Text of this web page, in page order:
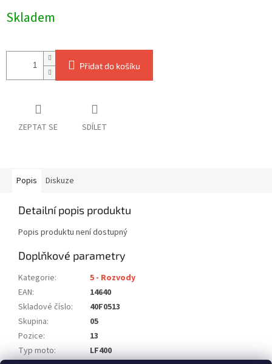
cena:
Skladem
Přidat do košíku
ZEPTAT SE SDÍLET
Popis Diskuze
Detailní popis produktu
Popis produktu není dostupný
Doplňkové parametry
Kategorie:
5 - Rozvody
EAN:
14640
Skladové číslo:
40F0513
Skupina:
05
Pozice:
13
Typ moto:
LF400